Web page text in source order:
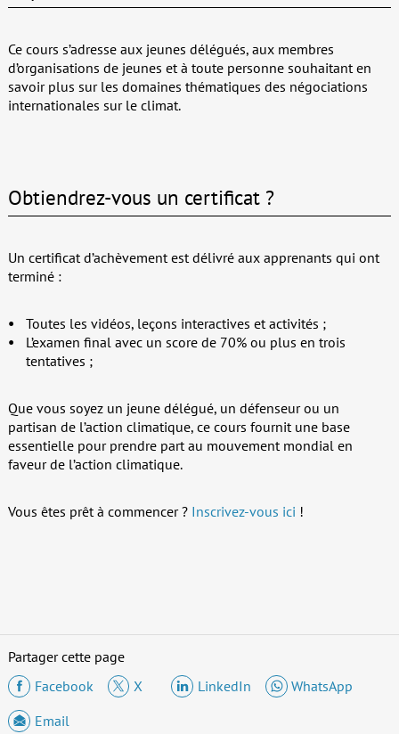
Ce cours s’adresse aux jeunes délégués, aux membres
d’organisations de jeunes et à toute personne souhaitant en
savoir plus sur les domaines thématiques des négociations
internationales sur le climat.
Obtiendrez-vous un certificat ?
Un certificat d’achèvement est délivré aux apprenants qui ont
terminé :
Toutes les vidéos, leçons interactives et activités ;
L’examen final avec un score de 70% ou plus en trois
tentatives ;
Que vous soyez un jeune délégué, un défenseur ou un
partisan de l’action climatique, ce cours fournit une base
essentielle pour prendre part au mouvement mondial en
faveur de l’action climatique.
Vous êtes prêt à commencer ? Inscrivez-vous ici !
Partager cette page
Facebook
X LinkedIn
WhatsApp
Email